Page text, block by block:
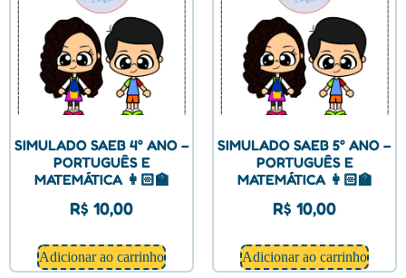
SIMULADO SAEB 4° ANO –
PORTUGUÊS E
MATEMÁTICA 👩🏻‍🏫
R$ 10,00
Adicionar ao carrinho
SIMULADO SAEB 5° ANO –
PORTUGUÊS E
MATEMÁTICA 👩🏻‍🏫
R$ 10,00
Adicionar ao carrinho